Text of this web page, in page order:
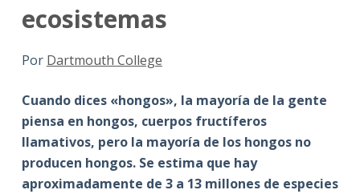
ecosistemas
Por Dartmouth College
Cuando dices «hongos», la mayoría de la gente
piensa en hongos, cuerpos fructíferos
llamativos, pero la mayoría de los hongos no
producen hongos. Se estima que hay
aproximadamente de 3 a 13 millones de especies